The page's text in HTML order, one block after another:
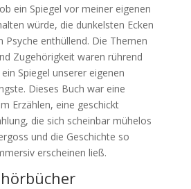
ein Spiegel vor meiner eigenen
würde, die dunkelsten Ecken
Psyche enthüllend. Die Themen
Zugehörigkeit waren rührend
Spiegel unserer eigenen
Dieses Buch war eine
Erzählen, eine geschickt
die sich scheinbar mühelos
und die Geschichte so
erscheinen ließ.